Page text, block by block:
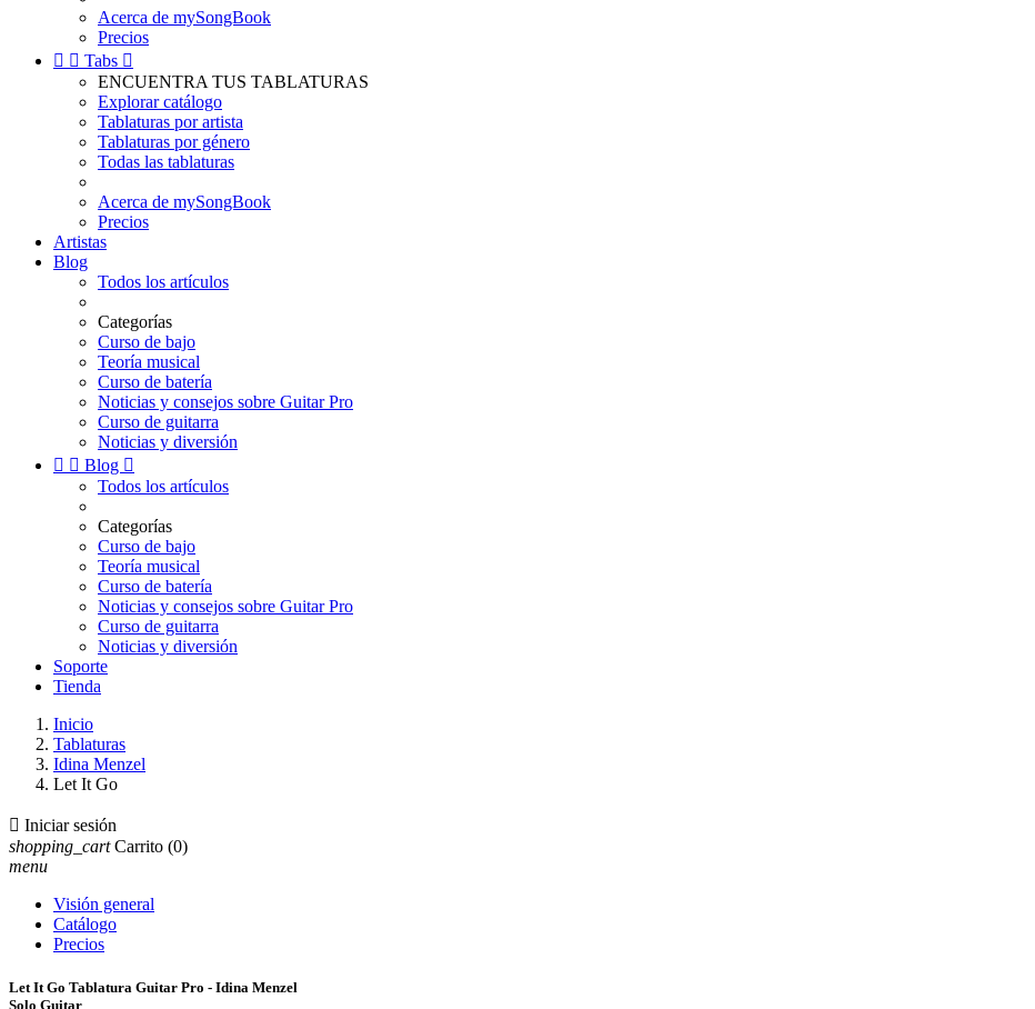
Acerca de mySongBook
Precios
  Tabs 
ENCUENTRA TUS TABLATURAS
Explorar catálogo
Tablaturas por artista
Tablaturas por género
Todas las tablaturas
Acerca de mySongBook
Precios
Artistas
Blog
Todos los artículos
Categorías
Curso de bajo
Teoría musical
Curso de batería
Noticias y consejos sobre Guitar Pro
Curso de guitarra
Noticias y diversión
  Blog 
Todos los artículos
Categorías
Curso de bajo
Teoría musical
Curso de batería
Noticias y consejos sobre Guitar Pro
Curso de guitarra
Noticias y diversión
Soporte
Tienda
Inicio
Tablaturas
Idina Menzel
Let It Go
 Iniciar sesión
shopping_cart Carrito (0)
menu
Visión general
Catálogo
Precios
Let It Go Tablatura Guitar Pro - Idina Menzel
Solo Guitar